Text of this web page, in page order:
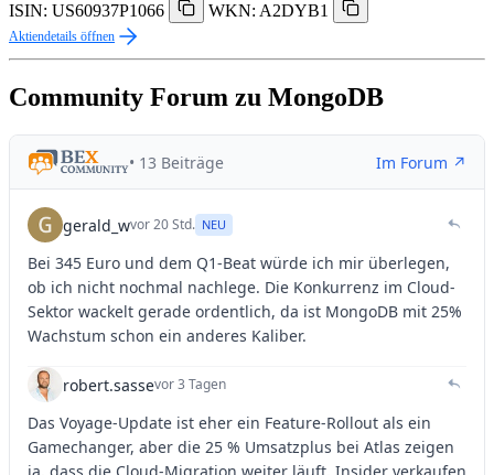
ISIN: US60937P1066
WKN: A2DYB1
Aktiendetails öffnen
Community Forum zu MongoDB